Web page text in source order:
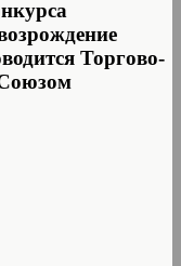
Торгово-